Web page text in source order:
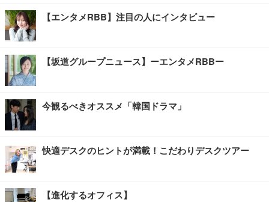
【エンタメRBB】注目の人にインタビュー
【坂道グループニュース】ーエンタメRBBー
今観るべきオススメ「韓国ドラマ」
快適デスクのヒントが満載！こだわりデスクツアー
【進化するオフィス】